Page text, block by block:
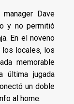
Dave
y no permitió
En el noveno
los locales, los
memorable
última jugada
un doble
al home.